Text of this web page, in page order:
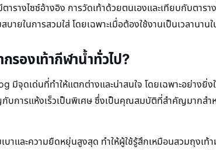
รางไซซ์อ้างอิง การวัดเท้าด้วยตนเองและเทียบกับตา
ในการสวมใส่ โดยเฉพาะเมื่อต้องใช้งานเป็นเวลานานใ
รองเท้ากีฬาน้ำทั่วไป?
มีจุดเด่นที่ทำให้แตกต่างและน่าสนใจ โดยเฉพาะอย่าง
บการแห้งเร็วเป็นพิเศษ ซึ่งเป็นคุณสมบัติที่สำคัญมากส
และความยืดหยุ่นสูงสุด ทำให้ผู้ใช้รู้สึกเหมือนสวมถุงเท้